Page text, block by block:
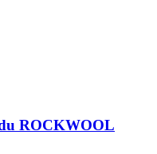
ROCKWOOL